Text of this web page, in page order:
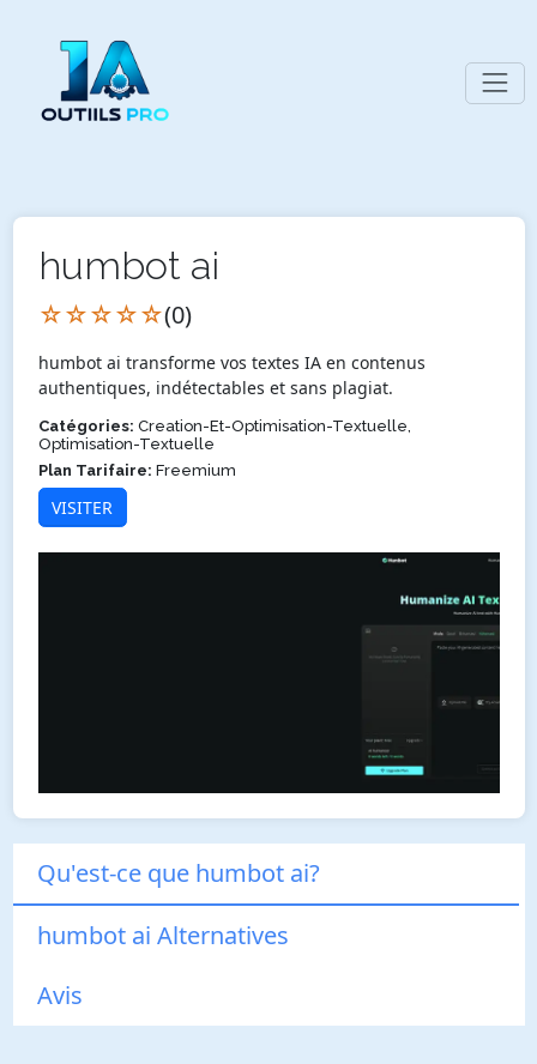
humbot ai
☆☆☆☆☆(0)
humbot ai transforme vos textes IA en contenus
authentiques, indétectables et sans plagiat.
Catégories: Creation-Et-Optimisation-Textuelle,
Optimisation-Textuelle
Plan Tarifaire: Freemium
VISITER
Qu'est-ce que humbot ai?
humbot ai Alternatives
Avis